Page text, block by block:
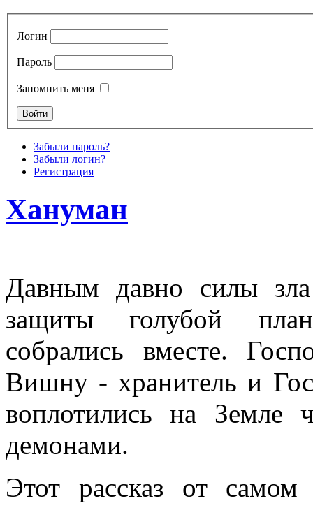
Логин
Пароль
Запомнить меня
Забыли пароль?
Забыли логин?
Регистрация
Хануман
Давным давно силы
защиты голубой
собрались вместе.
Вишну - хранитель и
воплотились на Земле
демонами.
Этот рассказ от